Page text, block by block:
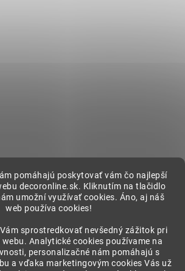
pomáhajú poskytovať vám čo najlepší
decoronline.sk. Kliknutím na tlačidlo
umožní využívať cookies. Áno, aj náš
web používa cookies!
sprostredkovať nevšedný zážitok pri
Analytické cookies používame na
personalizačné nám pomáhajú s
a vďaka marketingovým cookies Vás už